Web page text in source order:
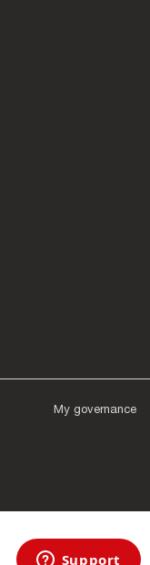
My governance